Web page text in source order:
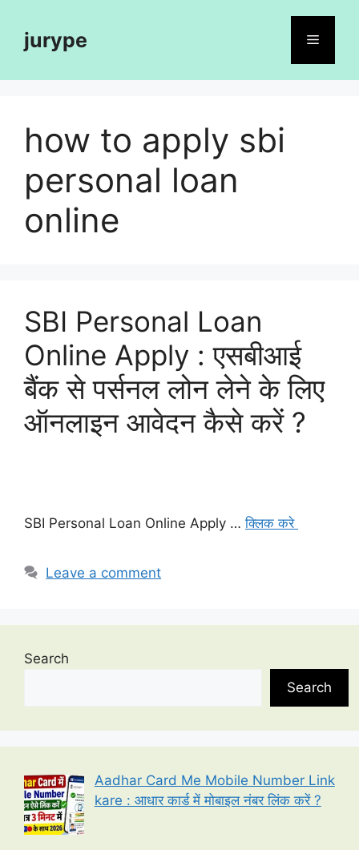
contentjurype Menu
how to apply sbi
personal loan
online
SBI Personal Loan
Online Apply : एसबीआई
बैंक से पर्सनल लोन लेने के लिए
ऑनलाइन आवेदन कैसे करें ?
SBI Personal Loan Online Apply …क्लिक करे
Leave a comment
Search
Search
Aadhar Card Me Mobile Number Link
kare : आधार कार्ड में मोबाइल नंबर लिंक करें ?